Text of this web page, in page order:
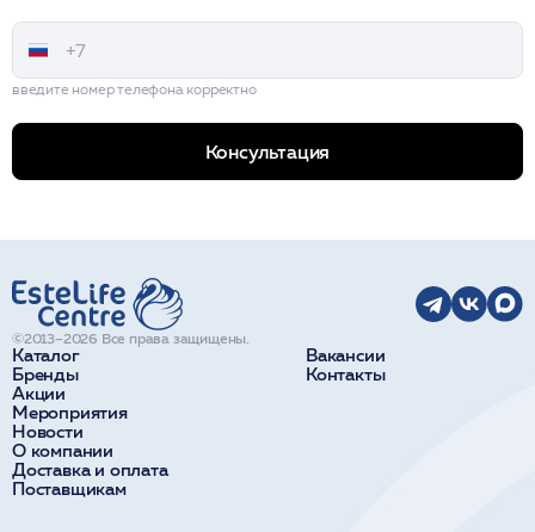
введите номер телефона корректно
Консультация
Каталог
Бренды
Акции
Мероприятия
Новости
О компании
Доставка и оплата
Поставщикам
Вакансии
Контакты
©2013–2026 Все права защищены.